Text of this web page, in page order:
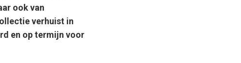
ook van
verhuist in
en op termijn voor